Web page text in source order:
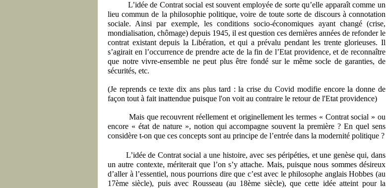
L’idée de Contrat social est souvent employée de sorte qu’elle apparaît comme un
lieu commun de la philosophie politique, voire de toute sorte de discours à connotation
sociale. Ainsi par exemple, les conditions socio-économiques ayant changé (crise,
mondialisation, chômage) depuis 1945, il est question ces dernières années de refonder le
contrat existant depuis la Libération, et qui a prévalu pendant les trente glorieuses. Il
s’agirait en l’occurrence de prendre acte de la fin de l’Etat providence, et de reconnaître
que notre vivre-ensemble ne peut plus être fondé sur le même socle de garanties, de
sécurités, etc.
(Je reprends ce texte dix ans plus tard : la crise du Covid modifie encore la donne de
façon tout à fait inattendue puisque l'on voit au contraire le retour de l'Etat providence)
Mais que recouvrent réellement et originellement les termes « Contrat social » ou
encore « état de nature », notion qui accompagne souvent la première ? En quel sens
considère t-on que ces concepts sont au principe de l’entrée dans la modernité politique ?
L’idée de Contrat social a une histoire, avec ses péripéties, et une genèse qui, dans
un autre contexte, mériterait que l’on s’y attache. Mais, puisque nous sommes désireux
d’aller à l’essentiel, nous pourrions dire que c’est avec le philosophe anglais Hobbes (au
17ème siècle), puis avec Rousseau (au 18ème siècle), que cette idée atteint pour la